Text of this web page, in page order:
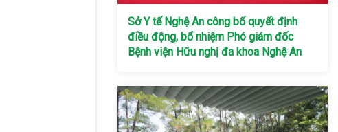
Sở Y tế Nghệ An công bố quyết định
điều động, bổ nhiệm Phó giám đốc
Bệnh viện Hữu nghị đa khoa Nghệ An